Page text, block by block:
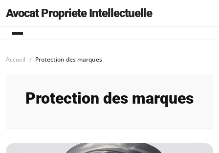
Avocat Propriete Intellectuelle
Accueil Protection des marques
Protection des marques